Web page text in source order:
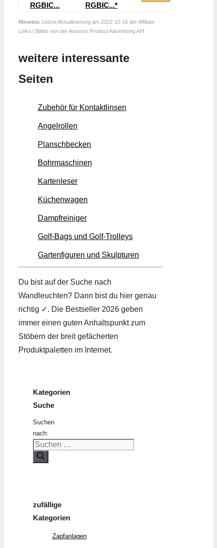
RGBIC...*
Hinweis: Letzte Aktualisierung am 2022-10-16 der Affiliate
Links | Bilder von der Amazon Product Advertising API
weitere interessante
Seiten
Zubehör für Kontaktlinsen
Angelrollen
Planschbecken
Bohrmaschinen
Kartenleser
Küchenwagen
Dampfreiniger
Golf-Bags und Golf-Trolleys
Gartenfiguren und Skulpturen
Du bist auf der Suche nach
Wandleuchten? Dann bist du hier genau
richtig ✓. Die Bestseller 2026 geben
immer einen guten Anhaltspunkt zum
Stöbern der breit gefächerten
Produktpaletten im Internet.
Kategorien
Suche
Suchen
nach:
zufällige
Kategorien
Zapfanlagen